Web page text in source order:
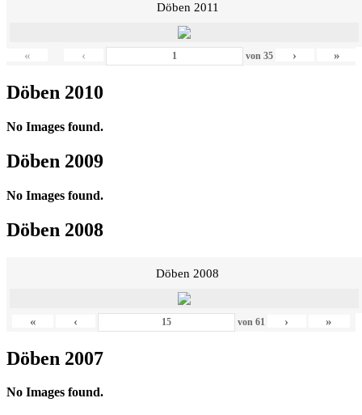
Döben 2011
« ‹ von 35 › »
Döben 2010
No Images found.
Döben 2009
No Images found.
Döben 2008
Döben 2008
« ‹ von 61 › »
Döben 2007
No Images found.